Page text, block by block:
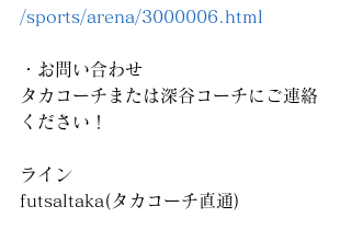
/sports/arena/3000006.html
・お問い合わせ
タカコーチまたは深谷コーチにご連絡
ください！
ライン
futsaltaka(タカコーチ直通)